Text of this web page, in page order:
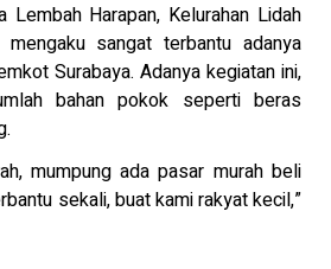
Lembah Harapan, Kelurahan Lidah
sangat terbantu adanya
Surabaya. Adanya kegiatan ini,
bahan pokok seperti beras
mumpung ada pasar murah beli
sekali, buat kami rakyat kecil,”